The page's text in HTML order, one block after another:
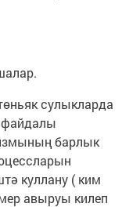
сулыкларда
файдалы
барлык
куллану ( ким
авыруы килеп